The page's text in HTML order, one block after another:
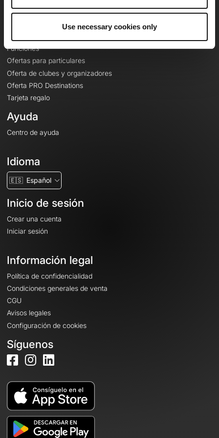
Use necessary cookies only
Funciones
Ofertas para particulares
Oferta de clubes y organizadores
Oferta PRO Destinations
Tarjeta regalo
Ayuda
Centro de ayuda
Idioma
🇪🇸 Español
Inicio de sesión
Crear una cuenta
Iniciar sesión
Información legal
Política de confidencialidad
Condiciones generales de venta
CGU
Avisos legales
Configuración de cookies
Síguenos